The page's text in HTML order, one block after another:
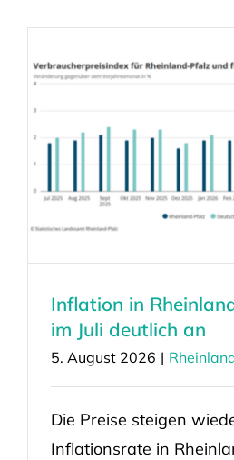
Inflation in
im Juli deutlich an
5. August 2026 |
Die Preise steigen
Inflationsrate in